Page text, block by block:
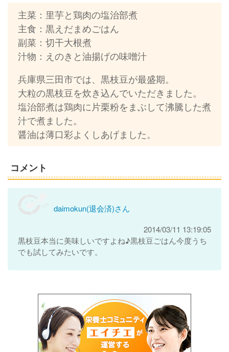
主菜：里芋と鶏肉の塩治部煮
主食：黒えだまめごはん
副菜：切干大根煮
汁物：えのきと油揚げの味噌汁
兵庫県三田市では、黒枝豆が最盛期。
大粒の黒枝豆を炊き込んでいただきました。
塩治部煮は鶏肉に片栗粉をまぶして沸騰した煮
汁で煮ました。
醤油は薄口彩よくしあげました。
コメント
daimokun(退会済)さん
2014/03/11 13:19:05
黒枝豆本当に美味しいですよね♪黒枝豆ごはん今度うち
でも試してみたいです。